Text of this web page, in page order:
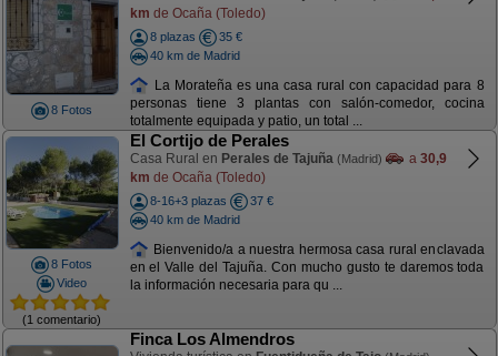
8 Fotos
km de Ocaña (Toledo)
8 plazas
35 €
40 km de Madrid
La Morateña es una casa rural con capacidad para 8
personas tiene 3 plantas con salón-comedor, cocina
totalmente equipada y patio, un total ...
8 Fotos
Video
(1 comentario)
El Cortijo de Perales
Casa Rural en Perales de Tajuña (Madrid) a 30,9
km de Ocaña (Toledo)
8-16+3 plazas
37 €
40 km de Madrid
Bienvenido/a a nuestra hermosa casa rural enclavada
en el Valle del Tajuña. Con mucho gusto te daremos toda
la información necesaria para qu ...
Finca Los Almendros